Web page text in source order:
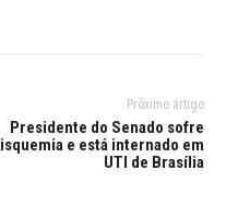
Próximo artigo
Presidente do Senado sofre
isquemia e está internado em
UTI de Brasília